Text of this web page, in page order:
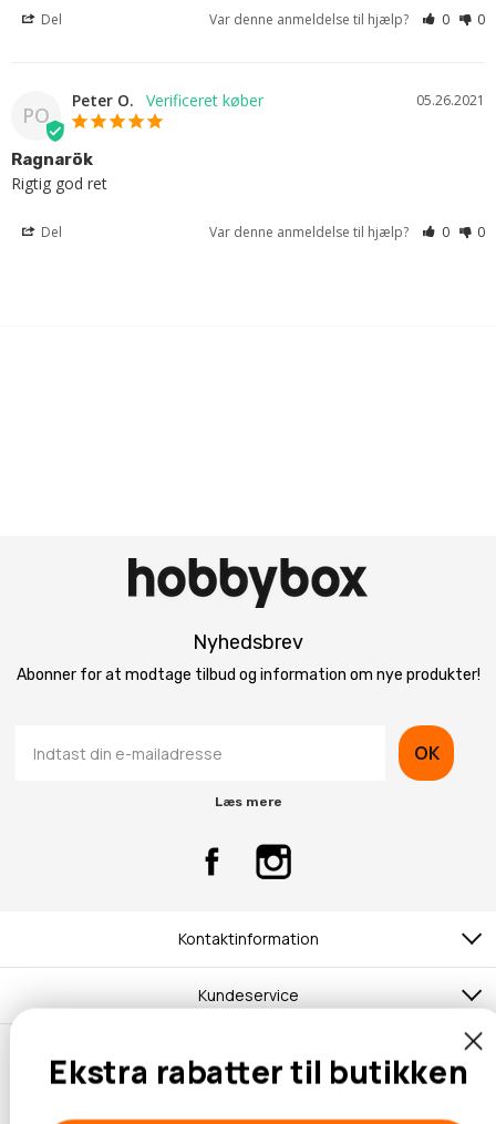
Del Var denne anmeldelse til hjælp? 0 0
PO
05.26.2021
Peter O.
Ragnarök
Rigtig god ret
Del Var denne anmeldelse til hjælp? 0 0
Nyhedsbrev
Abonner for at modtage tilbud og information om nye produkter!
OK
Læs mere
Kontaktinformation
Kundeservice
Ekstra rabatter til butikken